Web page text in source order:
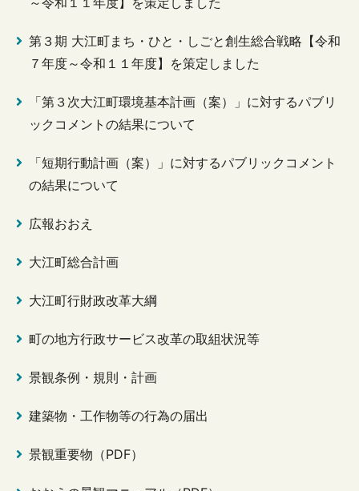
第３期 大江町まち・ひと・しごと創生総合戦略【令和
７年度～令和１１年度】を策定しました
「第３次大江町環境基本計画（案）」に対するパブリ
ックコメントの結果について
「短期行動計画（案）」に対するパブリックコメント
の結果について
広報おおえ
大江町総合計画
大江町行財政改革大綱
町の地方行政サービス改革の取組状況等
景観条例・規則・計画
建築物・工作物等の行為の届出
景観重要物（PDF）